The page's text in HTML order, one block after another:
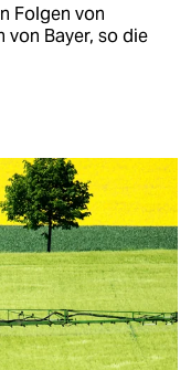
Folgen von
von Bayer, so die